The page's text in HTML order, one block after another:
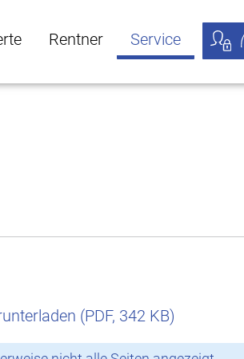
Untermenü öffnen
Rentner Service
(PDF, 342 KB)